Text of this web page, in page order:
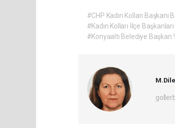
#CHP Kadın Kolları
#Kadın Kolları İlçe Başkanları
#Konyaaltı Belediye Başkan